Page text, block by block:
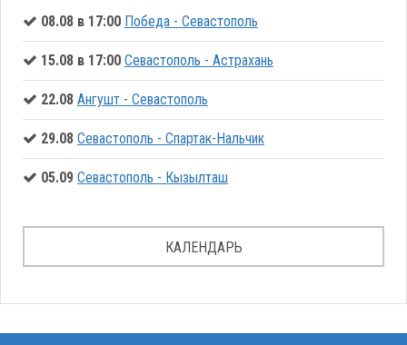
08.08 в 17:00 Победа - Севастополь
15.08 в 17:00 Севастополь - Астрахань
22.08 Ангушт - Севастополь
29.08 Севастополь - Спартак-Нальчик
05.09 Севастополь - Кызылташ
КАЛЕНДАРЬ